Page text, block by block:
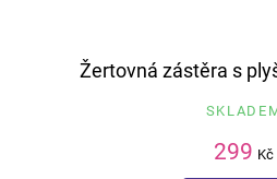
Žertovná zástěra s
299 Kč